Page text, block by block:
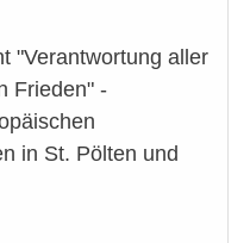
"Verantwortung aller
Frieden" -
in St. Pölten und